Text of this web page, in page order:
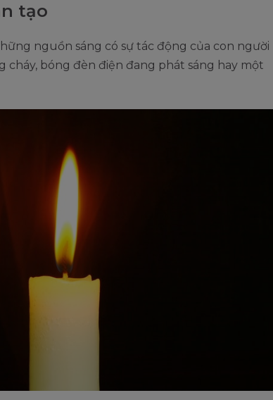
tạo
nguồn sáng có sự tác động của con người
cháy, bóng đèn điện đang phát sáng hay một